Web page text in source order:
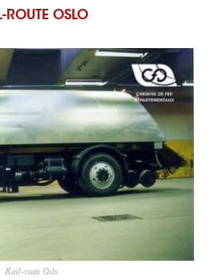
ROUTE OSLO
Rail-route Oslo